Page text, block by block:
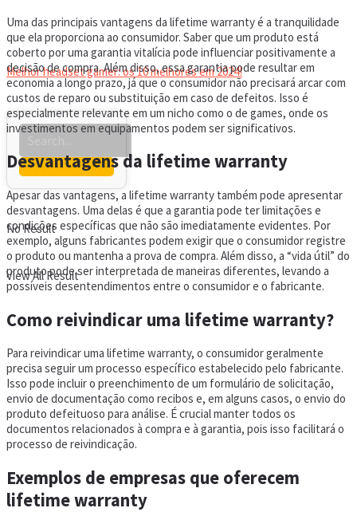
HEADSET
Melhor headset gamer: os 10 melhores em 2024!
No Result
View All Result
Uma das principais vantagens da lifetime warranty é a tranquilidade
que ela proporciona ao consumidor. Saber que um produto está
coberto por uma garantia vitalícia pode influenciar positivamente a
decisão de compra. Além disso, essa garantia pode resultar em
economia a longo prazo, já que o consumidor não precisará arcar com
custos de reparo ou substituição em caso de defeitos. Isso é
especialmente relevante em um nicho como o de games, onde os
investimentos em equipamentos podem ser significativos.
Desvantagens da lifetime warranty
Apesar das vantagens, a lifetime warranty também pode apresentar
desvantagens. Uma delas é que a garantia pode ter limitações e
condições específicas que não são imediatamente evidentes. Por
exemplo, alguns fabricantes podem exigir que o consumidor registre
o produto ou mantenha a prova de compra. Além disso, a “vida útil” do
produto pode ser interpretada de maneiras diferentes, levando a
possíveis desentendimentos entre o consumidor e o fabricante.
Como reivindicar uma lifetime warranty?
Para reivindicar uma lifetime warranty, o consumidor geralmente
precisa seguir um processo específico estabelecido pelo fabricante.
Isso pode incluir o preenchimento de um formulário de solicitação,
envio de documentação como recibos e, em alguns casos, o envio do
produto defeituoso para análise. É crucial manter todos os
documentos relacionados à compra e à garantia, pois isso facilitará o
processo de reivindicação.
Exemplos de empresas que oferecem
lifetime warranty